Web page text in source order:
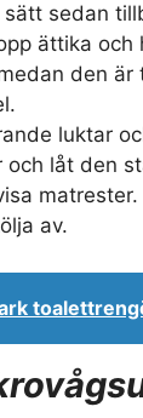
sedan
ättika
den är
luktar
och låt den
av.